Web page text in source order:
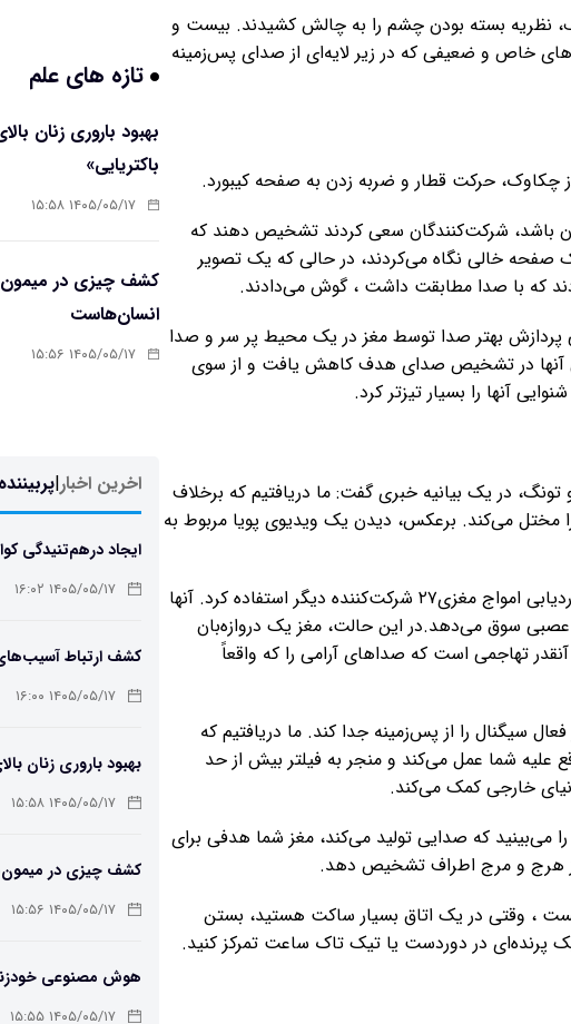
نظریه بسته بودن چشم را به چالش کشیدند. بیست و
خاص و ضعیفی که در زیر لایه‌ای از صدای پس‌زمینه
چکاوک، حرکت قطار و ضربه زدن به صفحه کیبورد.
باشد، شرکت‌کنندگان سعی کردند تشخیص دهند که
صفحه خالی نگاه می‌کردند، در حالی که یک تصویر
که با صدا مطابقت داشت ، گوش می‌دادند.
بهتر صدا توسط مغز در یک محیط پر سر و صدا
آنها در تشخیص صدای هدف کاهش یافت و از سوی
آنها را بسیار تیزتر کرد.
تونگ، در یک بیانیه خبری گفت: ما دریافتیم که برخلاف
مختل می‌کند. برعکس، دیدن یک ویدیوی پویا مربوط به
برای درک دلیل این اتفاق، تیم از الکتروانسفالوگرافی (EEG) برای ردیابی امواج مغزی۲۷ شرکت‌کننده دیگر استفاده کرد. آنها
سوق می‌دهد.در این حالت، مغز یک دروازه‌بان
تهاجمی است که صداهای آرامی را که واقعاً
سیگنال را از پس‌زمینه جدا کند. ما دریافتیم که
علیه شما عمل می‌کند و منجر به فیلتر بیش از حد
خارجی کمک می‌کند.
می‌بینید که صدایی تولید می‌کند، مغز شما هدفی برای
هرج و مرج اطراف تشخیص دهد.
، وقتی در یک اتاق بسیار ساکت هستید، بستن
در دوردست یا تیک تاک ساعت تمرکز کنید.
تازه های علم
باکتریایی»
۱۴۰۵/۰۵/۱۷ ۱۵:۵۸
کشف چیزی در
انسان‌هاست
۱۴۰۵/۰۵/۱۷ ۱۵:۵۶
اخرین اخبار|
ایجاد درهم‌تنیدگی
۱۴۰۵/۰۵/۱۷ ۱۶:۰۲
کشف ارتباط
۱۴۰۵/۰۵/۱۷ ۱۶:۰۰
باکتریایی»
۱۴۰۵/۰۵/۱۷ ۱۵:۵۸
کشف چیزی در
انسان‌هاست
۱۴۰۵/۰۵/۱۷ ۱۵:۵۶
هوش مصنوعی
۱۴۰۵/۰۵/۱۷ ۱۵:۵۵